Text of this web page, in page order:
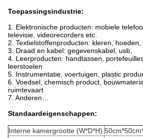
Toepassingsindustrie:
1. Elektronische producten: mobiele
televisie, videorecorders etc.
2. Textielstoffenproducten: kleren,
3. Draad en kabel: gegevenskabel, usb,
4. Leerproducten: handtassen,
leerstoelen
5. Instrumentatie, voertuigen, plastic
6. Voedsel, chemisch product,
ruimtevaart
7. Anderen…
Standaardeigenschappen:
Interne kamergrootte (W*D*H)